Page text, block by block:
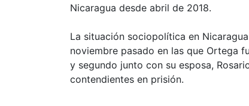
Nicaragua desde abril de 2018.
La situación sociopolítica en
noviembre pasado en las que Ortega
y segundo junto con su esposa,
contendientes en prisión.